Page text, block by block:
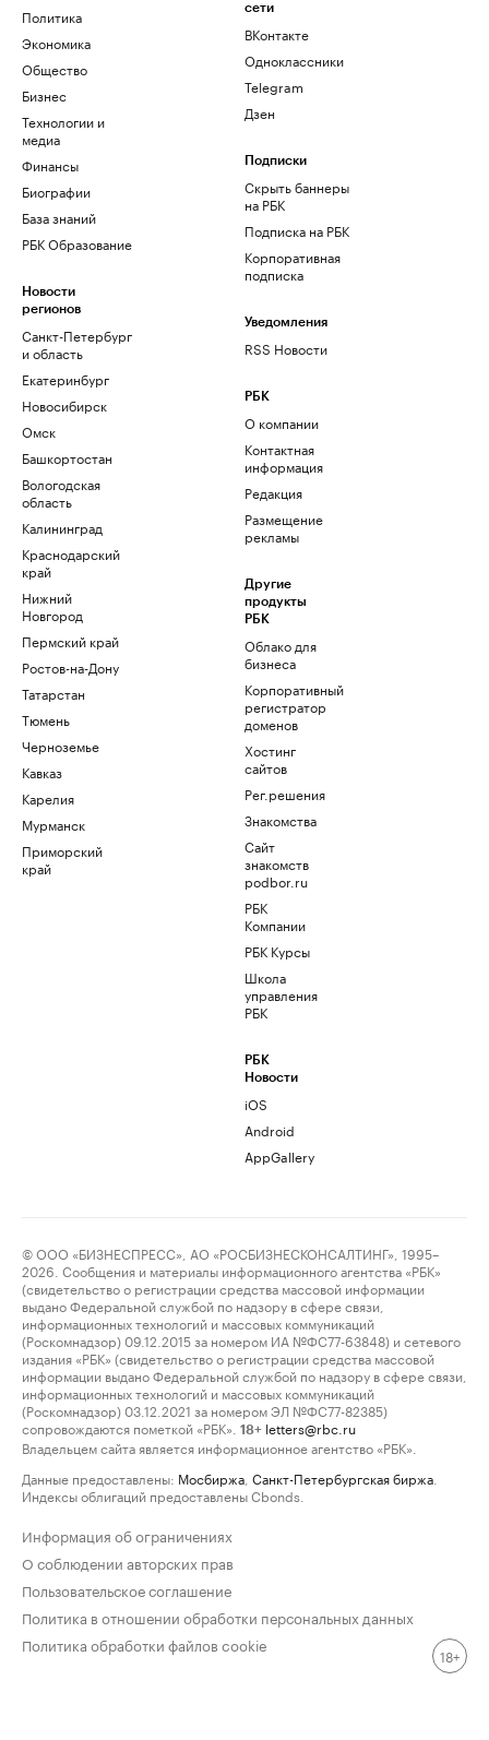
Политика
Экономика
Общество
Бизнес
Технологии и
медиа
Финансы
Биографии
База знаний
РБК Образование
Новости
регионов
Санкт-Петербург
и область
Екатеринбург
Новосибирск
Омск
Башкортостан
Вологодская
область
Калининград
Краснодарский
край
Нижний
Новгород
Пермский край
Ростов-на-Дону
Татарстан
Тюмень
Черноземье
Кавказ
Карелия
Мурманск
Приморский
край
сети
ВКонтакте
Одноклассники
Telegram
Дзен
Подписки
Скрыть баннеры
на РБК
Подписка на РБК
Корпоративная
подписка
Уведомления
RSS Новости
РБК
О компании
Контактная
информация
Редакция
Размещение
рекламы
Другие
продукты
РБК
Облако для
бизнеса
Корпоративный
регистратор
доменов
Хостинг
сайтов
Рег.решения
Знакомства
Сайт
знакомств
podbor.ru
РБК
Компании
РБК Курсы
Школа
управления
РБК
РБК
Новости
iOS
Android
AppGallery
© ООО «БИЗНЕСПРЕСС», АО «РОСБИЗНЕСКОНСАЛТИНГ», 1995–
2026. Сообщения и материалы информационного агентства «РБК»
(свидетельство о регистрации средства массовой информации
выдано Федеральной службой по надзору в сфере связи,
информационных технологий и массовых коммуникаций
(Роскомнадзор) 09.12.2015 за номером ИА №ФС77-63848) и сетевого
издания «РБК» (свидетельство о регистрации средства массовой
информации выдано Федеральной службой по надзору в сфере связи,
информационных технологий и массовых коммуникаций
(Роскомнадзор) 03.12.2021 за номером ЭЛ №ФС77-82385)
сопровождаются пометкой «РБК».
18+ letters@rbc.ru
Владельцем сайта является информационное агентство «РБК».
Данные предоставлены: Мосбиржа Санкт-Петербургская биржа
Индексы облигаций предоставлены Cbonds.
Информация об ограничениях
О соблюдении авторских прав
Пользовательское соглашение
Политика в отношении обработки персональных данных
Политика обработки файлов cookie
18+